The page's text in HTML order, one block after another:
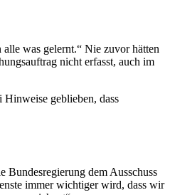
was gelernt.“ Nie zuvor hätten
nicht erfasst, auch im
geblieben, dass
Bundesregierung dem Ausschuss
immer wichtiger wird, dass wir